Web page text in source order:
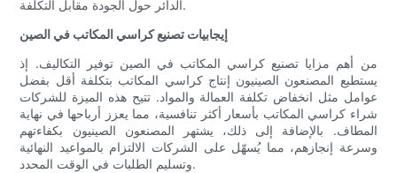
الدائر حول الجودة مقابل التكلفة.
إيجابيات تصنيع كراسي المكاتب في الصين
من أهم مزايا تصنيع كراسي المكاتب في الصين توفير التكاليف. إذ
يستطيع المصنعون الصينيون إنتاج كراسي المكاتب بتكلفة أقل بفضل
عوامل مثل انخفاض تكلفة العمالة والمواد. تتيح هذه الميزة للشركات
شراء كراسي المكاتب بأسعار أكثر تنافسية، مما يعزز أرباحها في نهاية
المطاف. بالإضافة إلى ذلك، يشتهر المصنعون الصينيون بكفاءتهم
وسرعة إنجازهم، مما يُسهّل على الشركات الالتزام بالمواعيد النهائية
وتسليم الطلبات في الوقت المحدد.